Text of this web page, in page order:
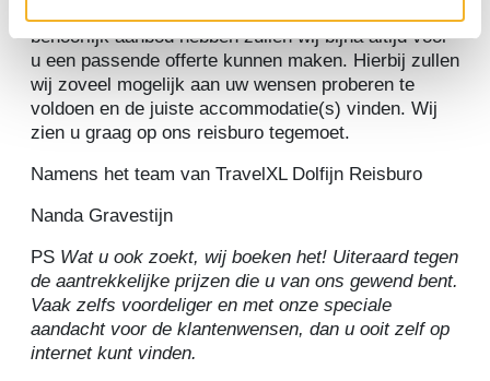
behoorlijk aanbod hebben zullen wij bijna altijd voor
u een passende offerte kunnen maken. Hierbij zullen
wij zoveel mogelijk aan uw wensen proberen te
voldoen en de juiste accommodatie(s) vinden. Wij
zien u graag op ons reisburo tegemoet.
Namens het team van TravelXL Dolfijn Reisburo
Nanda Gravestijn
PS Wat u ook zoekt, wij boeken het! Uiteraard tegen
de aantrekkelijke prijzen die u van ons gewend bent.
Vaak zelfs voordeliger en met onze speciale
aandacht voor de klantenwensen, dan u ooit zelf op
internet kunt vinden.